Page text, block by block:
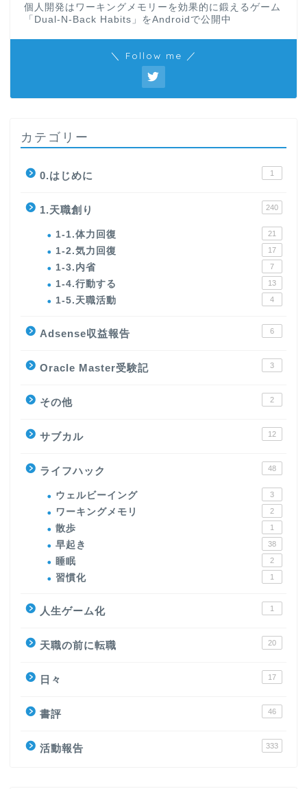
個人開発はワーキングメモリーを効果的に鍛えるゲーム
「Dual-N-Back Habits」をAndroidで公開中
＼ Follow me ／
カテゴリー
0.はじめに 1
1.天職創り 240
1-1.体力回復 21
1-2.気力回復 17
1-3.内省 7
1-4.行動する 13
1-5.天職活動 4
Adsense収益報告 6
Oracle Master受験記 3
その他 2
サブカル 12
ライフハック 48
ウェルビーイング 3
ワーキングメモリ 2
散歩 1
早起き 38
睡眠 2
習慣化 1
人生ゲーム化 1
天職の前に転職 20
日々 17
書評 46
活動報告 333